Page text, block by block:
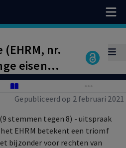
nr.
eisen
in
Gepubliceerd op 2 februari 2021
stemmen tegen 8) - uitspraak
het EHRM betekent een triomf
bijzonder voor rechten van